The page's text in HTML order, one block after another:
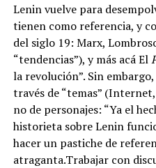
Lenin vuelve para
tienen como referencia, y
del siglo 19: Marx,
“tendencias”), y más acá El
la revolución”. Sin
través de “temas”
no de personajes: “Ya el
historieta sobre Lenin
hacer un pastiche de
atraganta.Trabajar con